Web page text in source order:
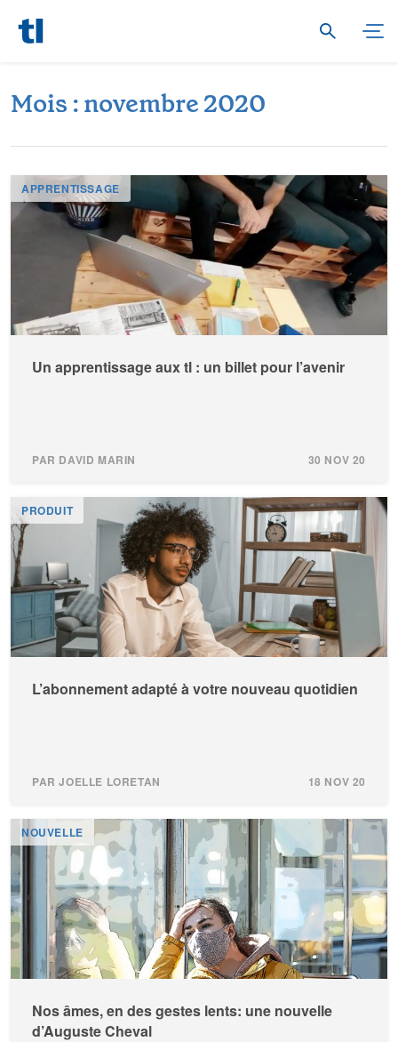
Mois :novembre2020
APPRENTISSAGE
Un apprentissage aux tl : un billet pour l’avenir
PAR DAVID MARIN 30 NOV 20
PRODUIT
L’abonnement adapté à votre nouveau quotidien
PAR JOELLE LORETAN 18 NOV 20
NOUVELLE
Nos âmes, en des gestes lents: une nouvelle
d’Auguste Cheval